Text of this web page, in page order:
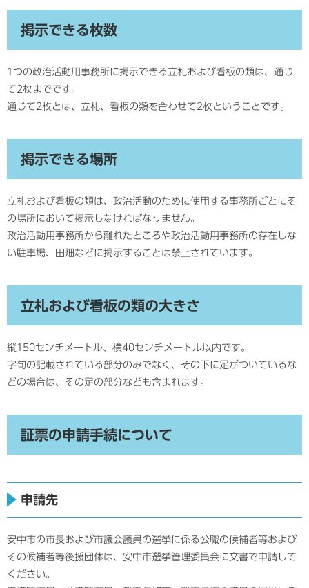
掲示できる枚数
1つの政治活動用事務所に掲示できる立札および看板の類は、通じ
て2枚までです。
通じて2枚とは、立札、看板の類を合わせて2枚ということです。
掲示できる場所
立札および看板の類は、政治活動のために使用する事務所ごとにそ
の場所において掲示しなければなりません。
政治活動用事務所から離れたところや政治活動用事務所の存在しな
い駐車場、田畑などに掲示することは禁止されています。
立札および看板の類の大きさ
縦150センチメートル、横40センチメートル以内です。
字句の記載されている部分のみでなく、その下に足がついているな
どの場合は、その足の部分なども含まれます。
証票の申請手続について
申請先
安中市の市長および市議会議員の選挙に係る公職の候補者等および
その候補者等後援団体は、安中市選挙管理委員会に文書で申請して
ください。